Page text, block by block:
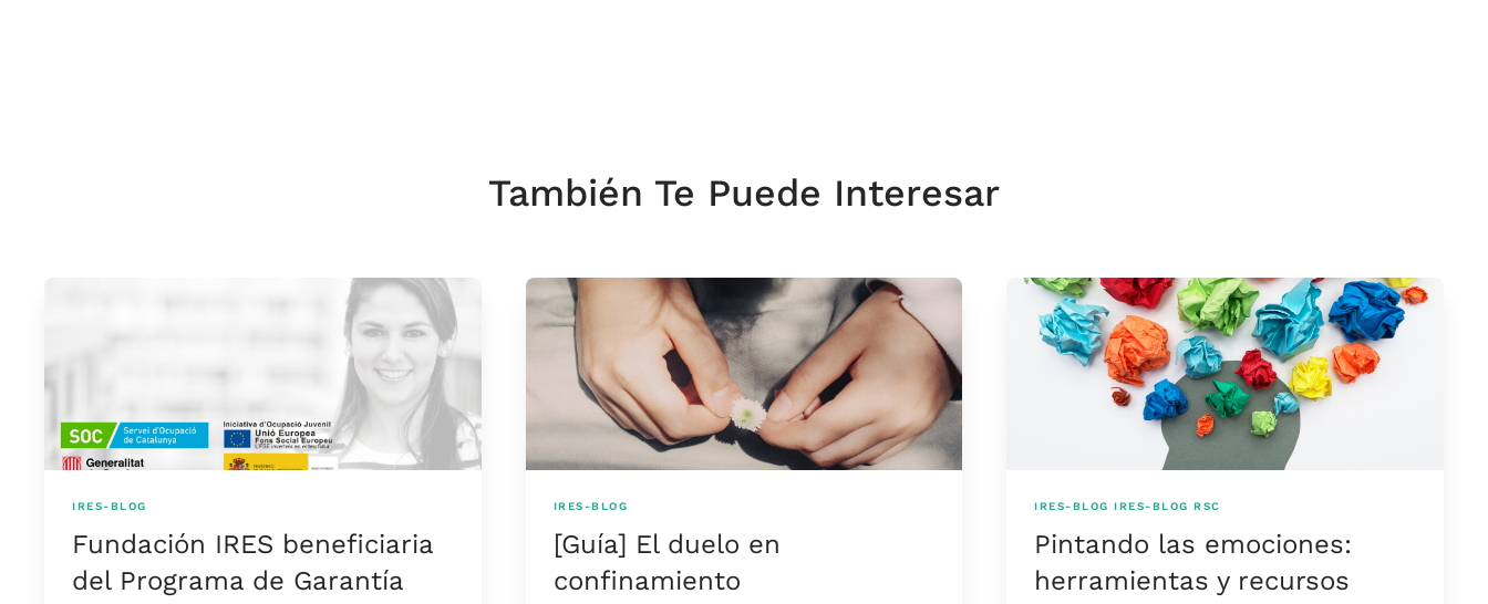
También Te Puede Interesar
IRES-BLOG
Fundación IRES beneficiaria
del Programa de Garantía
IRES-BLOG
[Guía] El duelo en
confinamiento
IRES-BLOG IRES-BLOG RSC
Pintando las emociones:
herramientas y recursos